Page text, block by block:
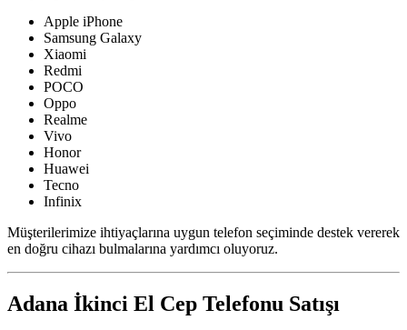
Apple iPhone
Samsung Galaxy
Xiaomi
Redmi
POCO
Oppo
Realme
Vivo
Honor
Huawei
Tecno
Infinix
Müşterilerimize ihtiyaçlarına uygun telefon seçiminde destek vererek
en doğru cihazı bulmalarına yardımcı oluyoruz.
Adana İkinci El Cep Telefonu Satışı